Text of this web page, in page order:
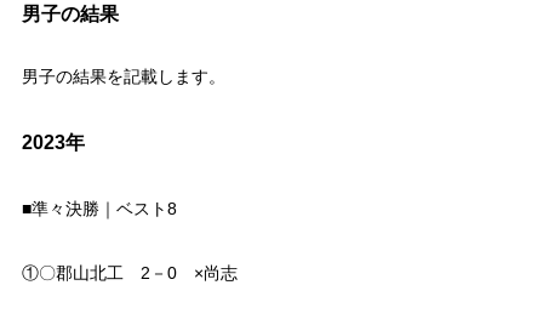
男子の結果
男子の結果を記載します。
2023年
■準々決勝｜ベスト8
①〇郡山北工 2－0 ×尚志